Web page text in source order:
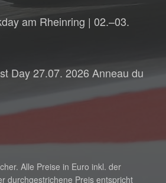
am Rheinring | 02.–03.
Day 27.07. 2026 Anneau du
Alle Preise in Euro inkl. der
durchgestrichene Preis entspricht